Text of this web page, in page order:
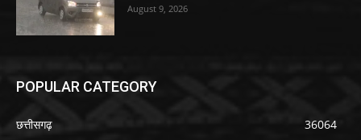
August 9, 2026
POPULAR CATEGORY
छत्तीसगढ़
36064